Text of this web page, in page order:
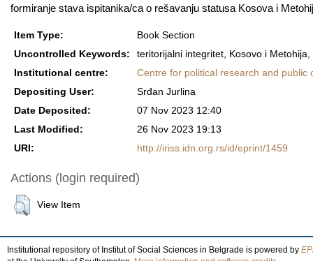
formiranje stava ispitanika/ca o rešavanju statusa Kosova i
Item Type:
Book Section
Uncontrolled Keywords:
teritorijalni integritet, Kosovo i
Institutional centre:
Centre for political research and public
Depositing User:
Srđan Jurlina
Date Deposited:
07 Nov 2023 12:40
Last Modified:
26 Nov 2023 19:13
URI:
http://iriss.idn.org.rs/id/eprint/1459
Actions (login required)
View Item
Institutional repository of Institut of Social Sciences in Belgrade is powered by